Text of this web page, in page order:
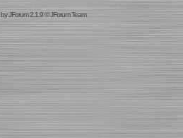
byJForum 2.1.9©JForum Team